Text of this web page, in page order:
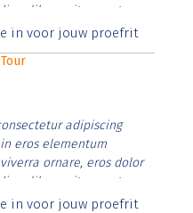
libero vitae erat.
id rutrum lorem
in voor jouw proefrit
adipiscing
eros elementum
ornare, eros dolor
libero vitae erat.
id rutrum lorem
in voor jouw proefrit